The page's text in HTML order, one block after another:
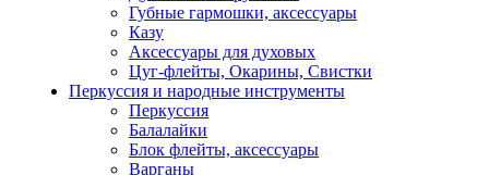
Губные гармошки, аксессуары
Казу
Аксессуары для духовых
Цуг-флейты, Окарины, Свистки
Перкуссия и народные инструменты
Перкуссия
Балалайки
Блок флейты, аксессуары
Варганы